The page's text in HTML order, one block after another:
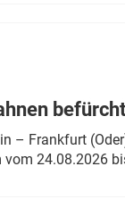
– Frankfurt
24.08.2026